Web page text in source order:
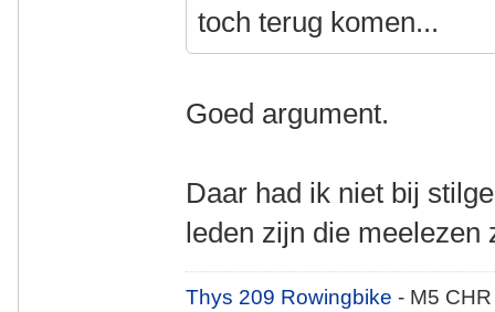
toch terug komen...
Goed argument.
Daar had ik niet bij
leden zijn die meelezen
Thys 209 Rowingbike- M5